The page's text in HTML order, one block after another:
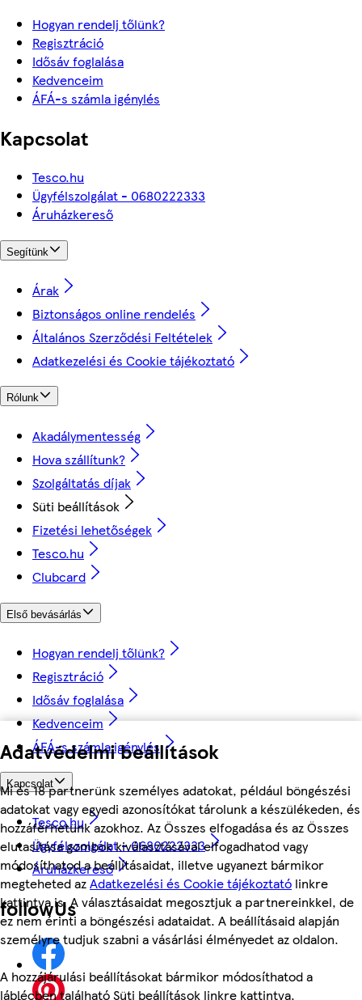
Adatvédelmi beállítások
Mi és 18 partnerünk személyes adatokat, például böngészési
adatokat vagy egyedi azonosítókat tárolunk a készülékeden, és
hozzáférhetünk azokhoz. Az Összes elfogadása és az Összes
elutasítása gombok kiválasztásával elfogadhatod vagy
módosíthatod a beállításaidat, illetve ugyanezt bármikor
megteheted azAdatkezelési és Cookie tájékoztató linkre
kattintva is. A választásaidat megosztjuk a partnereinkkel, de
ez nem érinti a böngészési adataidat. A beállításaid alapján
személyre tudjuk szabni a vásárlási élményedet az oldalon.
A hozzájárulási beállításokat bármikor módosíthatod a
láblécben található Süti beállítások linkre kattintva.
Hogyan rendelj tőlünk?
Regisztráció
Idősáv foglalása
Kedvenceim
ÁFÁ-s számla igénylés
Kapcsolat
Tesco.hu
Ügyfélszolgálat - 0680222333
Áruházkereső
Segítünk
Árak
Biztonságos online rendelés
Általános Szerződési Feltételek
Adatkezelési és Cookie tájékoztató
Rólunk
Akadálymentesség
Hova szállítunk?
Szolgáltatás díjak
Süti beállítások
Fizetési lehetőségek
Tesco.hu
Clubcard
Első bevásárlás
Hogyan rendelj tőlünk?
Regisztráció
Idősáv foglalása
Kedvenceim
ÁFÁ-s számla igénylés
Kapcsolat
Tesco.hu
Ügyfélszolgálat - 0680222333
Áruházkereső
followUs